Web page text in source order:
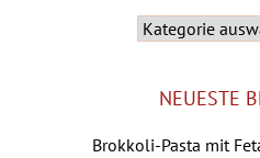
NEUESTE
Brokkoli-Pasta mit